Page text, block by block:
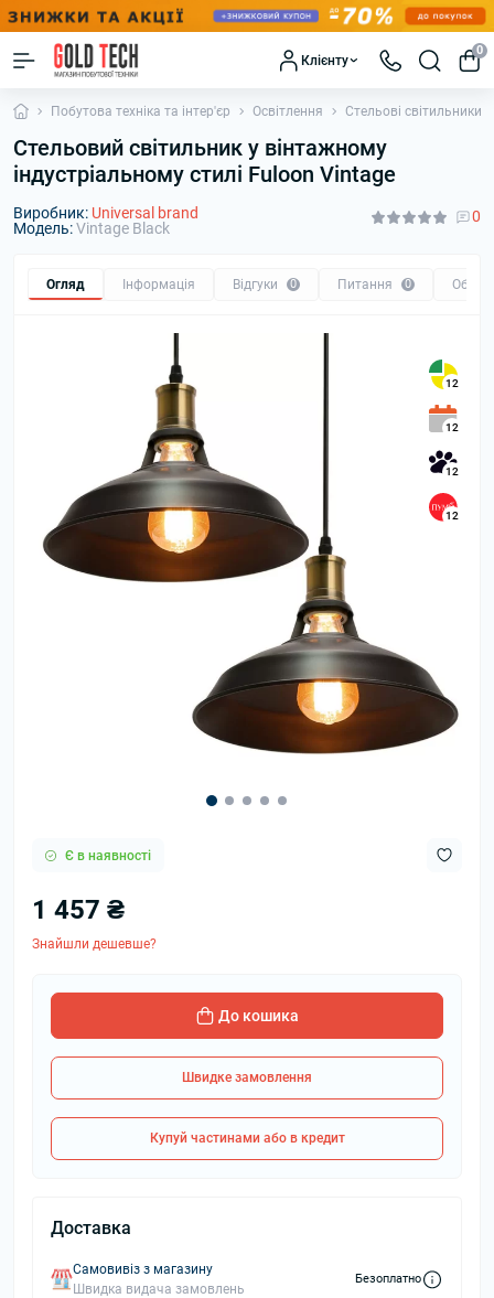
Клієнту
0
Побутова техніка та інтер'єр Освітлення Стельові світильники
Стельовий світильник у вінтажному
індустріальному стилі Fuloon Vintage
Виробник: Universal brand
Модель:Vintage Black
0
Огляд Інформація Відгуки 0 Питання 0 Обмін
12
12
12
12
Є в наявності
1 457 ₴
Знайшли дешевше?
До кошика
Швидке замовлення
Купуй частинами або в кредит
Доставка
Самовивіз з магазину
Швидка видача замовлень
Безоплатно